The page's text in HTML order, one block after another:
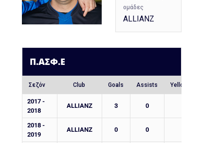
ομάδες
ALLIANZ
Π.ΑΣΦ.Ε
Σεζόν Club Goals Assists Yellow Cards
2017 -
2018
ALLIANZ 3 0
2018 -
2019
ALLIANZ 0 0